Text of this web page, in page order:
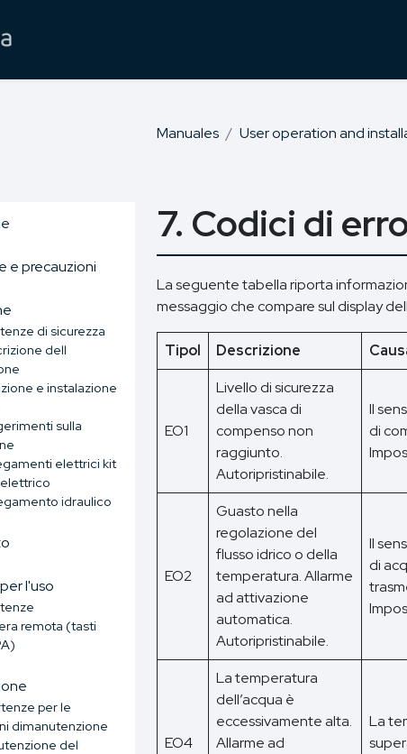
Manuales User operation and
e precauzioni
di sicurezza
dell
e instalazione
sulla
elettrici kit
idraulico
l'uso
remota (tasti
per le
dimanutenzione
del
7. Codici di
La seguente tabella riporta
messaggio che compare sul display
Tipol Descrizione
EO1
Livello di sicurezza
della vasca di
compenso non
raggiunto.
Autoripristinabile.
Il
di
EO2
Guasto nella
regolazione del
flusso idrico o della
temperatura. Allarme
ad attivazione
automatica.
Autoripristinabile.
Il
di
EO4
La temperatura
dell’acqua è
eccessivamente alta.
Allarme ad
La